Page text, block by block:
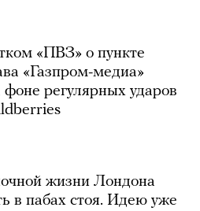
«ПВЗ» о пункте
«Газпром-медиа»
регулярных ударов
жизни Лондона
в пабах стоя. Идею уже